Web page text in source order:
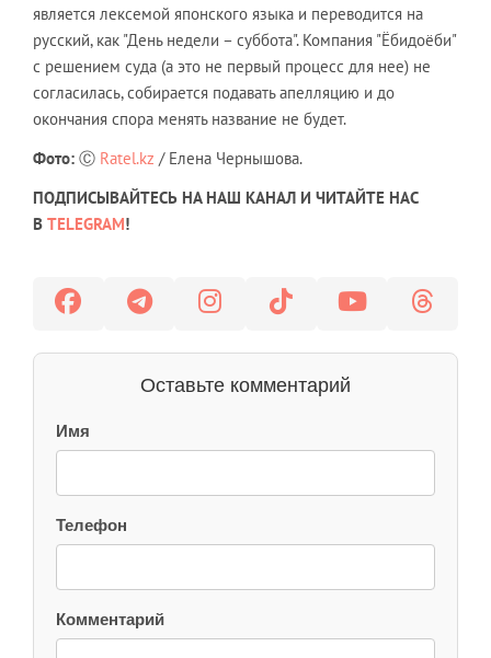
является лексемой японского языка и переводится на
русский, как "День недели – суббота". Компания "Ёбидоёби"
с решением суда (а это не первый процесс для нее) не
согласилась, собирается подавать апелляцию и до
окончания спора менять название не будет.
Фото: Ⓒ Ratel.kz / Елена Чернышова.
ПОДПИСЫВАЙТЕСЬ НА НАШ КАНАЛ И ЧИТАЙТЕ НАС
В TELEGRAM!
Оставьте комментарий
Имя
Телефон
Комментарий